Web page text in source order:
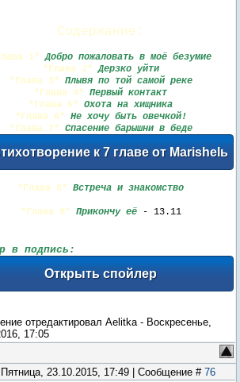
Содержание:
1* Добро пожаловать в моё безумие
*Глава 2* Дерзко уйти
*Глава 3* Плывя по той самой реке
*Глава 4* Первый контакт
*Глава 5* Охота на хищника
*Глава 6* Не хочу быть овечкой!
*Глава 7* Спасение барышни в беде
*Глава 8* Встреча и знакомство
*Глава 9* Прикончу её- 13.11
в подпись:
отредактировал Aelitka- Воскресенье,
17:05
23.10.2015, 17:49 | Сообщение # 76